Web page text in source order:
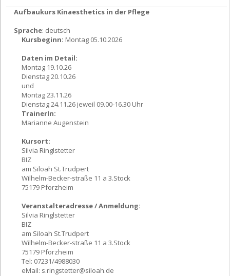
Aufbaukurs Kinaesthetics in der Pflege
Sprache: deutsch
Kursbeginn: Montag 05.10.2026
Daten im Detail:
Montag 19.10.26
Dienstag 20.10.26
und
Montag 23.11.26
Dienstag 24.11.26 jeweil 09.00-16.30 Uhr
TrainerIn:
Marianne Augenstein
Kursort:
Silvia Ringlstetter
BIZ
am Siloah St.Trudpert
Wilhelm-Becker-straße 11 a 3.Stock
75179 Pforzheim
Veranstalteradresse / Anmeldung:
Silvia Ringlstetter
BIZ
am Siloah St.Trudpert
Wilhelm-Becker-straße 11 a 3.Stock
75179 Pforzheim
Tel: 07231/4988030
eMail: s.ringstetter@siloah.de